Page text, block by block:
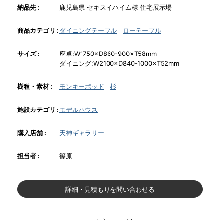
新入荷情報
納品事例
INFORMATION
MOKUBA CHANNEL
よくあるご質問
お問い合わせ
納品先 : 鹿児島県 セキスイハイム様 住宅展示場
商品カテゴリ :ダイニングテーブル ローテーブル
サイズ :
座卓:W1750×D860-900×T58mm
ダイニング:W2100×D840-1000×T52mm
樹種・素材 : モンキーポッド 杉
施設カテゴリ :モデルハウス
購入店舗 : 天神ギャラリー
担当者 : 篠原
詳細・見積もりを問い合わせる